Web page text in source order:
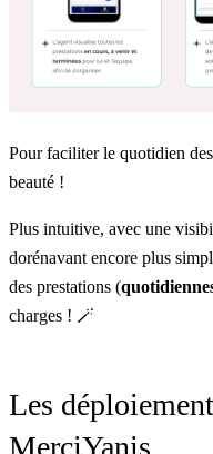
Pour faciliter le quotidien
beauté !
Plus intuitive, avec une
dorénavant encore plus
des prestations (
charges ! 🪄
Les
MerciYanis